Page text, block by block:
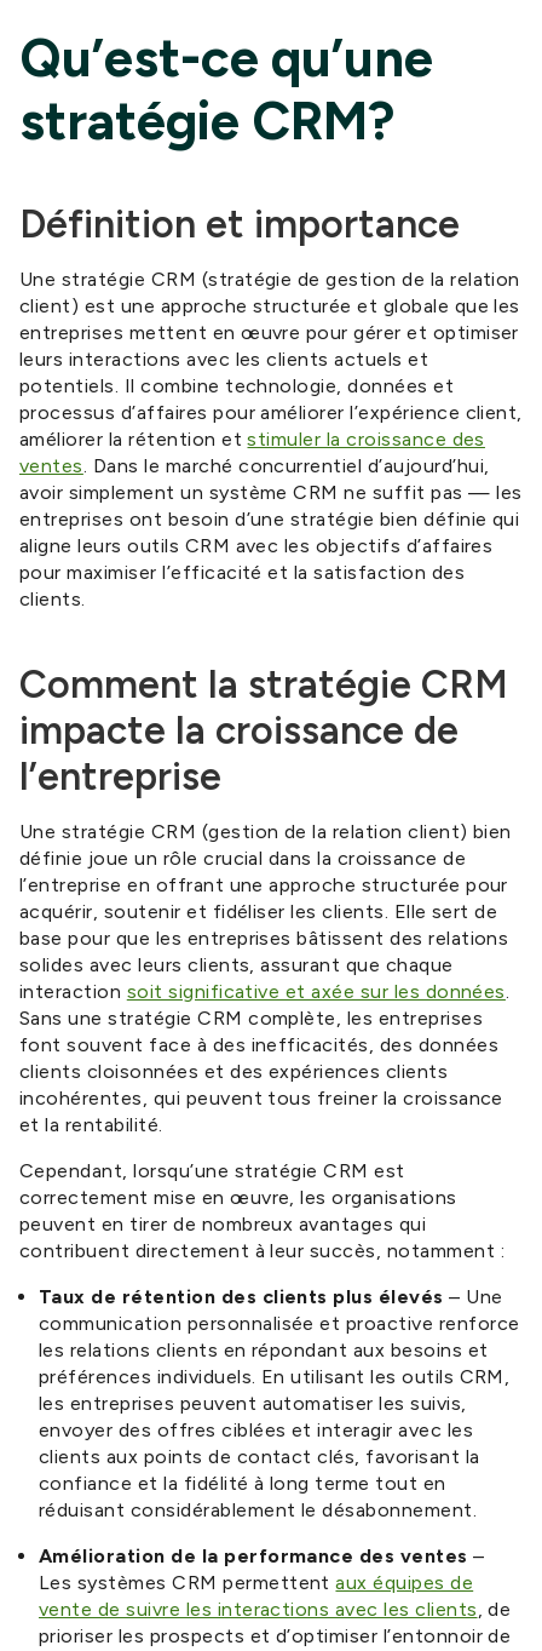
Qu’est-ce qu’une
stratégie CRM?
Définition et importance
Une stratégie CRM (stratégie de gestion de la relation
client) est une approche structurée et globale que les
entreprises mettent en œuvre pour gérer et optimiser
leurs interactions avec les clients actuels et
potentiels. Il combine technologie, données et
processus d’affaires pour améliorer l’expérience client,
améliorer la rétention etstimuler la croissance des
ventes. Dans le marché concurrentiel d’aujourd’hui,
avoir simplement un système CRM ne suffit pas — les
entreprises ont besoin d’une stratégie bien définie qui
aligne leurs outils CRM avec les objectifs d’affaires
pour maximiser l’efficacité et la satisfaction des
clients.
Comment la stratégie CRM
impacte la croissance de
l’entreprise
Une stratégie CRM (gestion de la relation client) bien
définie joue un rôle crucial dans la croissance de
l’entreprise en offrant une approche structurée pour
acquérir, soutenir et fidéliser les clients. Elle sert de
base pour que les entreprises bâtissent des relations
solides avec leurs clients, assurant que chaque
interaction soit significative et axée sur les données.
Sans une stratégie CRM complète, les entreprises
font souvent face à des inefficacités, des données
clients cloisonnées et des expériences clients
incohérentes, qui peuvent tous freiner la croissance
et la rentabilité.
Cependant, lorsqu’une stratégie CRM est
correctement mise en œuvre, les organisations
peuvent en tirer de nombreux avantages qui
contribuent directement à leur succès, notamment :
Taux de rétention des clients plus élevés – Une
communication personnalisée et proactive renforce
les relations clients en répondant aux besoins et
préférences individuels. En utilisant les outils CRM,
les entreprises peuvent automatiser les suivis,
envoyer des offres ciblées et interagir avec les
clients aux points de contact clés, favorisant la
confiance et la fidélité à long terme tout en
réduisant considérablement le désabonnement.
Amélioration de la performance des ventes –
Les systèmes CRM permettentaux équipes de
vente de suivre les interactions avec les clients, de
prioriser les prospects et d’optimiser l’entonnoir de